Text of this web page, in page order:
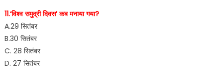
11.‘विश्व समुद्री दिवस’ कब मनाया गया?
A.29 सितंबर
B.30 सितंबर
C. 28 सितंबर
D. 27 सितंबर